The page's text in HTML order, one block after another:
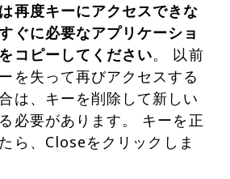
再度キーにアクセスできな
ぐに必要なアプリケーショ
コピーしてください。 以前
を失って再びアクセスする
は、キーを削除して新しい
必要があります。 キーを正
ら、Closeをクリックしま